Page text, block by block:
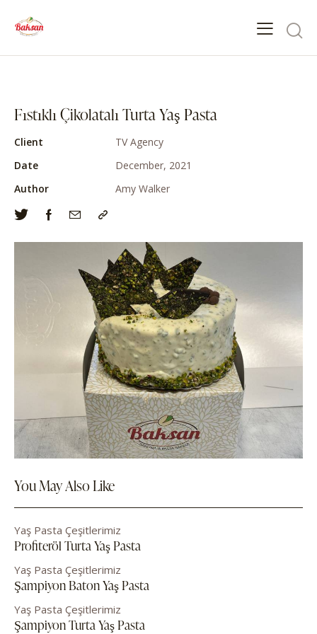
Fıstıklı Çikolatalı Turta Yaş Pasta
Client
TV Agency
Date
December, 2021
Author
Amy Walker
You May Also Like
Yaş Pasta Çeşitlerimiz
Profiteröl Turta Yaş Pasta
Yaş Pasta Çeşitlerimiz
Şampiyon Baton Yaş Pasta
Yaş Pasta Çeşitlerimiz
Şampiyon Turta Yaş Pasta